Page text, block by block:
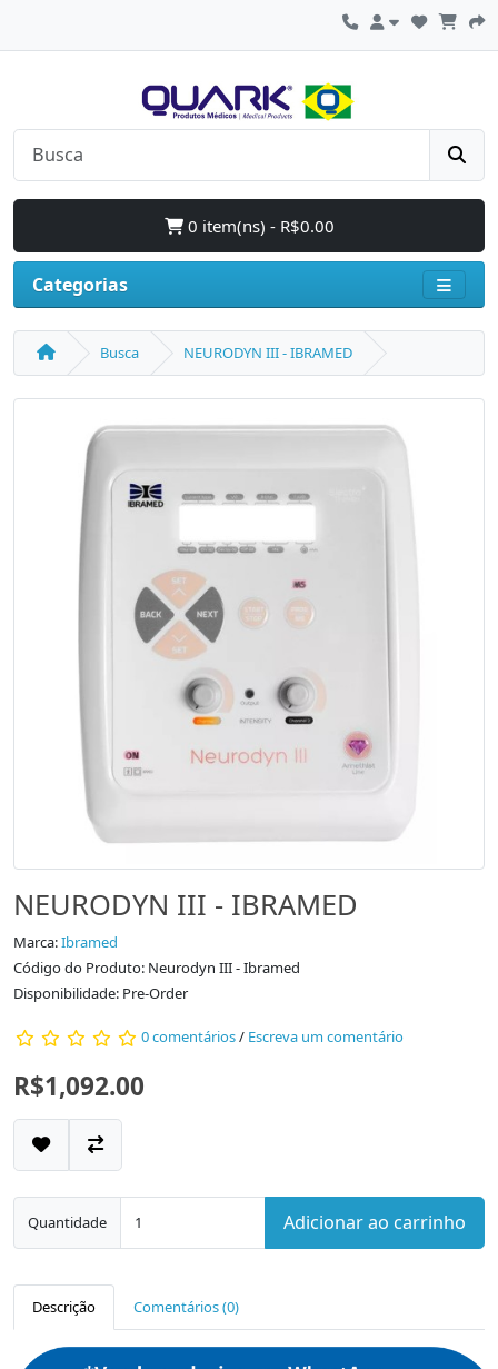
0 item(ns) - R$0.00
Categorias
Busca NEURODYN III - IBRAMED
NEURODYN III - IBRAMED
Marca:Ibramed
Código do Produto: Neurodyn III - Ibramed
Disponibilidade: Pre-Order
0 comentários/ Escreva um comentário
R$1,092.00
Quantidade Adicionar ao carrinho
Descrição Comentários (0)